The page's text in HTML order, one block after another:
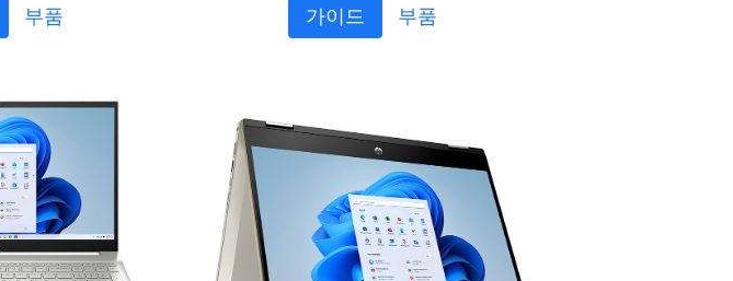
부품 가이드 부품